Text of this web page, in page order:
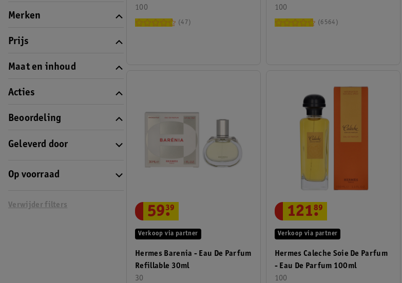
Merken
Prijs
Maat en inhoud
Acties
Beoordeling
Geleverd door
Op voorraad
Verwijder filters
100
47
100
6564
Hermes Barenia - Eau De Parfum
Refillable 30ml
30
Verkoop via partner
59.
39
Hermes Caleche Soie De Parfum
- Eau De Parfum 100ml
100
Verkoop via partner
121.
89